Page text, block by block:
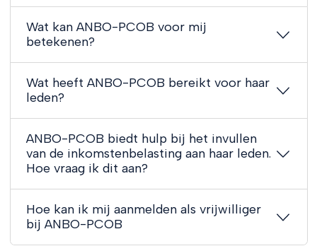
Wat kan ANBO-PCOB voor mij
betekenen?
Wat heeft ANBO-PCOB bereikt voor haar
leden?
ANBO-PCOB biedt hulp bij het invullen
van de inkomstenbelasting aan haar leden.
Hoe vraag ik dit aan?
Hoe kan ik mij aanmelden als vrijwilliger
bij ANBO-PCOB